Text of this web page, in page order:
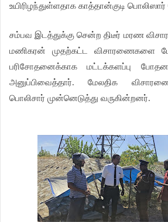
உயிரிழந்துள்ளதாக காத்தான்குடி
சம்பவ இடத்துக்கு சென்ற திடீர் மரண
மணிகரன் முதற்கட்ட விசாரணைகளை
பரிசோதனைக்காக மட்டக்களப்பு
அனுப்பிவைத்தார். மேலதிக
பொலிசார் முன்னெடுத்து வருகின்றனர்.